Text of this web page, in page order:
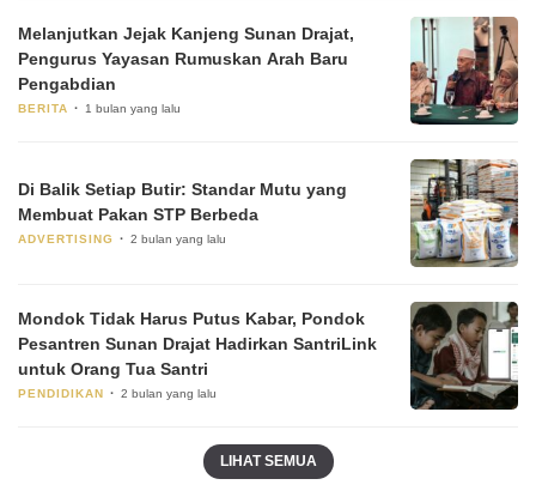
Melanjutkan Jejak Kanjeng Sunan Drajat,
Pengurus Yayasan Rumuskan Arah Baru
Pengabdian
BERITA 1 bulan yang lalu
Di Balik Setiap Butir: Standar Mutu yang
Membuat Pakan STP Berbeda
ADVERTISING 2 bulan yang lalu
Mondok Tidak Harus Putus Kabar, Pondok
Pesantren Sunan Drajat Hadirkan SantriLink
untuk Orang Tua Santri
PENDIDIKAN 2 bulan yang lalu
LIHAT SEMUA